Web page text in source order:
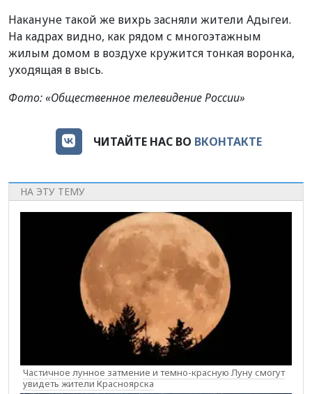
Накануне такой же вихрь засняли жители Адыгеи.
На кадрах видно, как рядом с многоэтажным
жилым домом в воздухе кружится тонкая воронка,
уходящая в высь.
Фото: «Общественное телевидение России»
ЧИТАЙТЕ НАС ВО ВКОНТАКТЕ
НА ЭТУ ТЕМУ
Частичное лунное затмение и темно-красную Луну смогут
увидеть жители Красноярска